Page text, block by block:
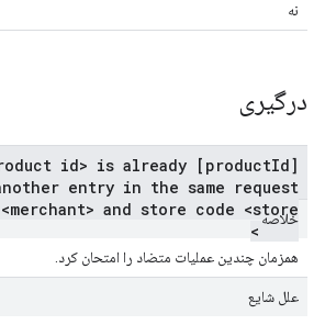
نه
درگیری
ID <product id> is already
entry in the same request
and store code <store
code>
خلاصه
همزمان چندین عملیات متضاد را امتحان کرد.
علل شایع